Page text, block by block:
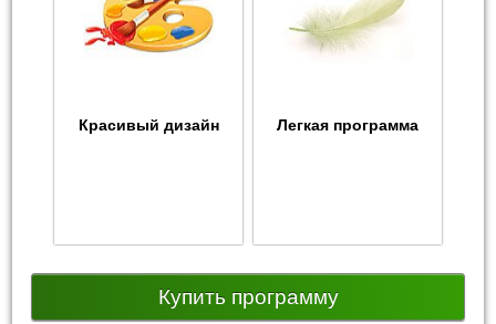
Красивый дизайн Легкая программа
Купить программу